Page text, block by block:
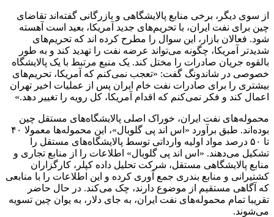
از سوی دیگر، برخی منابع پالایشگاهی و بازرگانی گفته‌اند تقاضای
چین برای نفت ایران، با تحریم‌های جدید آمریکا، بعید است آهسته
شود. فعالان بازار، این سوال را مطرح کرده اند که تحریم‌های
شدیدتر آمریکا، چگونه می‌تواند عرضه نفت را تهدید کند و به طور
بالقوه جریان صادرات را مختل کند. یک منبع مرتبط با یک پالایشگاه
خصوصی در شاندونگ گفت: «تعجب نمی‌کنم که آمریکا، تحریم‌های
بیشتری را برای صادرات نفت خام ایران پس از عملیات اخیر تهران
اعمال کند و فکر نمی‌کنم که اقدام آمریکا، کل رویه را تغییر دهد.»
محموله‌های نفت ایران، خوراک اصلی پالایشگاه‌های مستقل چین
بوده‌اند. طبق برآورد «اس اند پی گلوبال»، این محموله‌ها معمولا ۴۰
تا ۵۰ درصد مواد اولیه وارداتی توسط پالایشگاه‌های مستقل را
تشکیل می‌دهند. «اس اند پی گلوبال» اطلاعات را از منابع تجاری و
منابع پالایشگاهی مستقل، شرکت تحلیل داده کپلر، کارگزاران
کشتیرانی و منابع بندری جمع آوری کرده و این اطلاعات را با منابعی
که آگاهی مستقیم از موضوع دارند، چک می‌کند. در حال حاضر
تقریبا تمام محموله‌های نفت ایران، به جای دلار، به یوان چین تسویه
می‌شوند.